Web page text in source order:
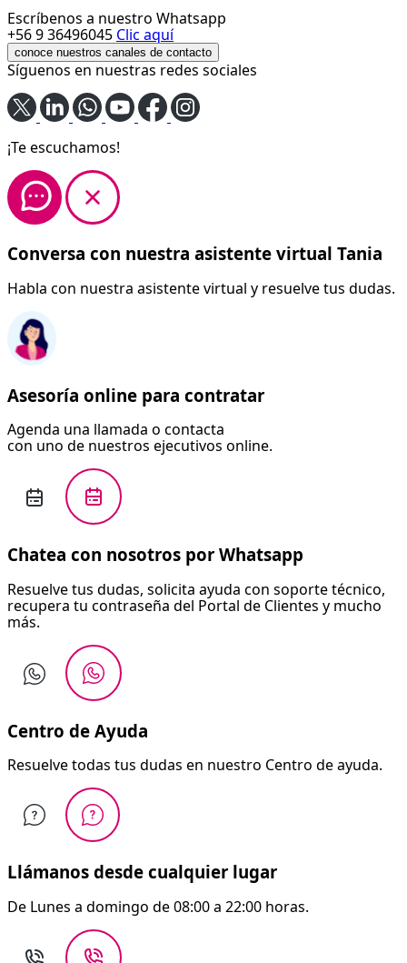
Escríbenos a nuestro Whatsapp
+56 9 36496045 Clic aquí
conoce nuestros canales de contacto
Síguenos en nuestras redes sociales
¡Te escuchamos!
Conversa con nuestra asistente virtual Tania
Habla con nuestra asistente virtual y resuelve tus dudas.
Asesoría online para contratar
Agenda una llamada o contacta
con uno de nuestros ejecutivos online.
Chatea con nosotros por Whatsapp
Resuelve tus dudas, solicita ayuda con soporte técnico,
recupera tu contraseña del Portal de Clientes y mucho
más.
Centro de Ayuda
Resuelve todas tus dudas en nuestro Centro de ayuda.
Llámanos desde cualquier lugar
De Lunes a domingo de 08:00 a 22:00 horas.